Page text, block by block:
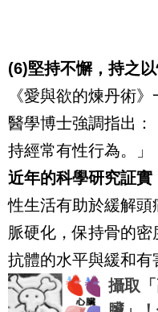
(6)堅持不懈，持之以
《愛與欲的煉丹術
醫學博士強調指出
持經常有性行為。」
近年的科學研究証實
性生活有助於緩解
脈硬化，保持骨的
抗體的水平與緩和有
攝取